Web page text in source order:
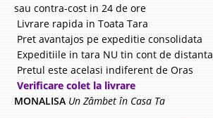
sau contra-cost in 24 de ore
Livrare rapida in Toata Tara
Pret avantajos pe expeditie consolidata
Expeditiile in tara NU tin cont de distanta
Pretul este acelasi indiferent de Oras
Verificare colet la livrare
MONALISA Un Zâmbet în Casa Ta